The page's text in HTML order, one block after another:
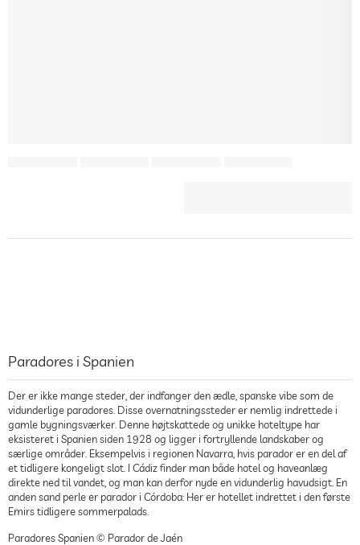
Paradores i Spanien
Der er ikke mange steder, der indfanger den ædle, spanske vibe som de
vidunderlige paradores. Disse overnatningssteder er nemlig indrettede i
gamle bygningsværker. Denne højtskattede og unikke hoteltype har
eksisteret i Spanien siden 1928 og ligger i fortryllende landskaber og
særlige områder. Eksempelvis i regionen Navarra, hvis parador er en del af
et tidligere kongeligt slot. I Cádiz finder man både hotel og haveanlæg
direkte ned til vandet, og man kan derfor nyde en vidunderlig havudsigt. En
anden sand perle er parador i Córdoba: Her er hotellet indrettet i den første
Emirs tidligere sommerpalads.
Paradores Spanien © Parador de Jaén